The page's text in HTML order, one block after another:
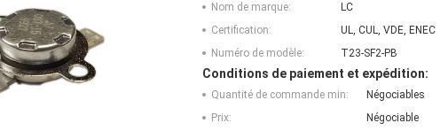
Nom de marque:
LC
Certification:
UL, CUL, VDE, ENEC
Numéro de modèle:
T23-SF2-PB
Conditions de paiement et expédition:
Quantité de commande min:
Négociables
Prix:
Négociable